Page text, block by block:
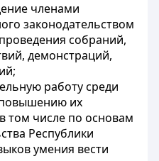
членами
законодательством
собраний,
демонстраций,
работу среди
их
том числе по основам
Республики
умения вести